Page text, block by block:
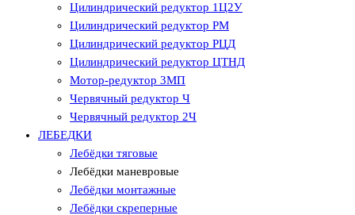
Цилиндрический редуктор 1Ц2У
Цилиндрический редуктор РМ
Цилиндрический редуктор РЦД
Цилиндрический редуктор ЦТНД
Мотор-редуктор 3МП
Червячный редуктор Ч
Червячный редуктор 2Ч
ЛЕБЕДКИ
Лебёдки тяговые
Лебёдки маневровые
Лебёдки монтажные
Лебёдки скреперные